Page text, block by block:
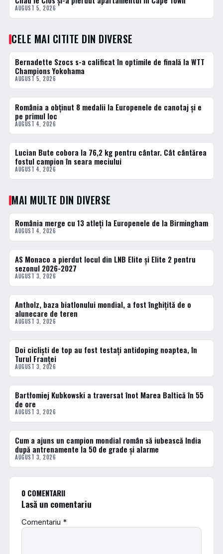
AUGUST 5, 2026
CELE MAI CITITE DIN DIVERSE
1 · TOP
Bernadette Szocs s-a calificat în optimile de finală la WTT
Champions Yokohama
AUGUST 5, 2026
2 · TOP
România a obținut 8 medalii la Europenele de canotaj și e
pe primul loc
AUGUST 4, 2026
3 · TOP
Lucian Bute cobora la 76,2 kg pentru cântar. Cât cântărea
fostul campion în seara meciului
AUGUST 4, 2026
MAI MULTE DIN DIVERSE
DIVERSE
România merge cu 13 atleți la Europenele de la Birmingham
AUGUST 4, 2026
BASCHET
AS Monaco a pierdut locul din LNB Elite și Elite 2 pentru
sezonul 2026-2027
AUGUST 3, 2026
DIVERSE
Antholz, baza biatlonului mondial, a fost înghițită de o
alunecare de teren
AUGUST 3, 2026
DIVERSE
Doi cicliști de top au fost testați antidoping noaptea, în
Turul Franței
AUGUST 3, 2026
DIVERSE
Bartłomiej Kubkowski a traversat înot Marea Baltică în 55
de ore
AUGUST 3, 2026
DIVERSE
Cum a ajuns un campion mondial român să iubească India
după antrenamente la 50 de grade și alarme
AUGUST 3, 2026
0 COMENTARII
Lasă un comentariu
Comentariu *